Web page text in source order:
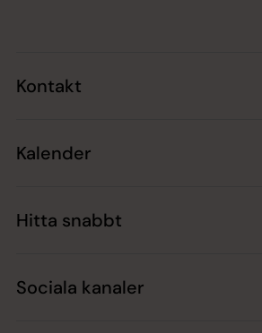
Kontakt
Kalender
Hitta snabbt
Sociala kanaler